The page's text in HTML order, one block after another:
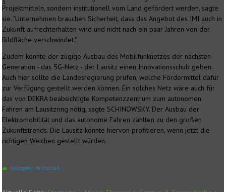
Projektmitteln, sondern institutionell vom Land gefördert werden, sagte
sie. "Unternehmen brauchen Sicherheit, dass das Angebot des IMI auch in
Zukunft aufrechterhalten wird und nicht nach ein paar Jahren von der
Bildfläche verschwindet."
Zudem könnte der zügige Ausbau des Mobilfunknetzes der nächsten
Generation - das 5G-Netz - der Lausitz einen Innovationsschub geben.
Auch hier sollte die Landesregierung prüfen, welche Fördermittel dafür
zur Verfügung gestellt werden können. Ein solches Netz wäre auch für
das von DEKRA beabsichtigte Kompetenzzentrum zum autonomen
Fahren am Lausitzring nötig, sagte SCHINOWSKY. Der Ausbau der
Elektromobilität und das autonome Fahren zählten zu den großen
Zukunftstrends. Die Lausitz könnte hiervon profitieren, wenn jetzt die
richtigen Weichen gestellt würden.
Kategorie:Wirtschaft